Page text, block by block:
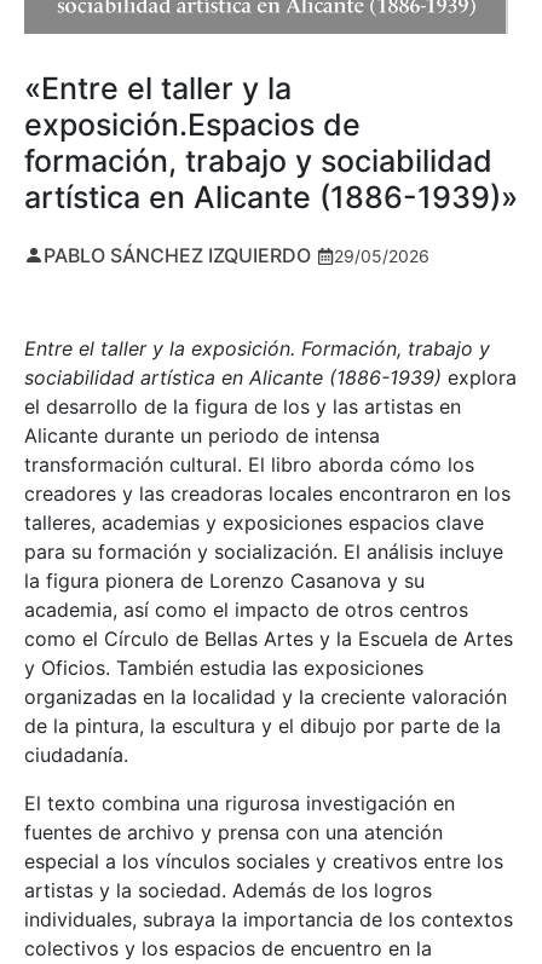
«Entre el taller y la
exposición.Espacios de
formación, trabajo y sociabilidad
artística en Alicante (1886-1939)»
PABLO SÁNCHEZ IZQUIERDO 29/05/2026
Entre el taller y la exposición. Formación, trabajo y
sociabilidad artística en Alicante (1886-1939) explora
el desarrollo de la figura de los y las artistas en
Alicante durante un periodo de intensa
transformación cultural. El libro aborda cómo los
creadores y las creadoras locales encontraron en los
talleres, academias y exposiciones espacios clave
para su formación y socialización. El análisis incluye
la figura pionera de Lorenzo Casanova y su
academia, así como el impacto de otros centros
como el Círculo de Bellas Artes y la Escuela de Artes
y Oficios. También estudia las exposiciones
organizadas en la localidad y la creciente valoración
de la pintura, la escultura y el dibujo por parte de la
ciudadanía.
El texto combina una rigurosa investigación en
fuentes de archivo y prensa con una atención
especial a los vínculos sociales y creativos entre los
artistas y la sociedad. Además de los logros
individuales, subraya la importancia de los contextos
colectivos y los espacios de encuentro en la